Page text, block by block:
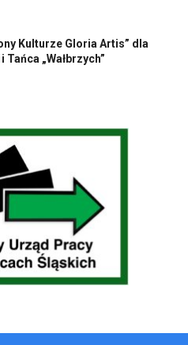
Kulturze Gloria Artis” dla
Tańca „Wałbrzych”